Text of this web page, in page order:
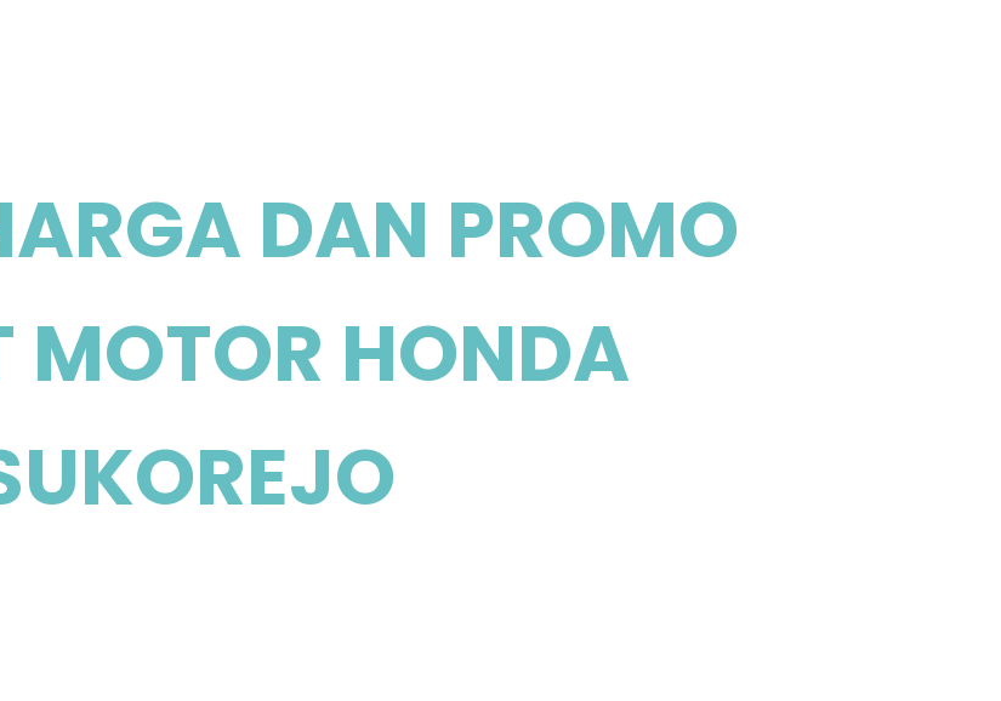
DAN PROMO
MOTOR HONDA